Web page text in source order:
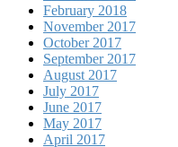
February 2018
November 2017
October 2017
September 2017
August 2017
July 2017
June 2017
May 2017
April 2017